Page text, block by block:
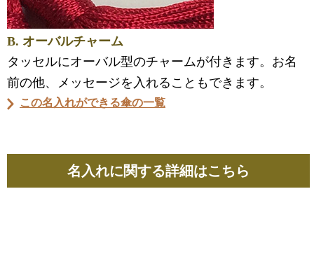
B. オーバルチャーム
タッセルにオーバル型のチャームが付きます。お名
前の他、メッセージを入れることもできます。
この名入れができる傘の一覧
名入れに関する詳細はこちら